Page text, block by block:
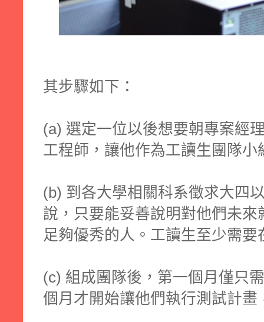
其步驟如下：
(a) 選定一位以後想要朝專案經
工程師，讓他作為工讀生團隊小
(b) 到各大學相關科系徵求大四
說，只要能妥善說明對他們未
足夠優秀的人。工讀生至少需要
(c) 組成團隊後，第一個月僅只
個月才開始讓他們執行測試計畫